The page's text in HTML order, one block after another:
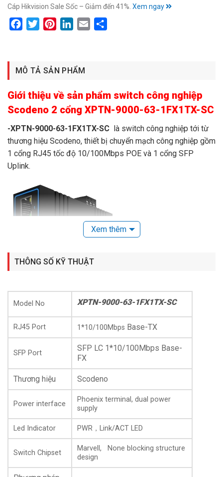
Cáp Hikvision Sale Sốc – Giảm đến 41%. Xem ngay
FacebookTwitterPinterestLinkedIn
Email
MÔ TẢ SẢN PHẨM
Giới thiệu về sản phẩm switch công nghiệp
Scodeno 2 cổng XPTN-9000-63-1FX1TX-SC
-XPTN-9000-63-1FX1TX-SC là switch công nghiệp tới từ
thương hiệu Scodeno, thiết bị chuyển mạch công nghiệp gồm
1 cổng RJ45 tốc độ 10/100Mbps POE và 1 cổng SFP
Uplink.
-Switch công nghiệp Scodeno cung cấp chất lượng công
nghiệp tuyệt vời với khả năng chịu nhiệt độ và chống sét tốt
nghiệp.
– Chống sét lan truyền nguồn điện: IEC 61000-4-5 Cấp
độ 3 (4KV/2KV) (8/20 µs)
Xem thêm
THÔNG SỐ KỸ THUẬT
Model No XPTN-9000-63-1FX1TX-SC
RJ45 Port 1*10/100Mbps Base-TX
SFP Port
SFP LC 1*10/100Mbps Base-
FX
Thương hiệu Scodeno
Power interface
Phoenix terminal, dual power
supply
Led Indicator PWR，Link/ACT LED
Switch Chipset
Marvell, None blocking structure
design